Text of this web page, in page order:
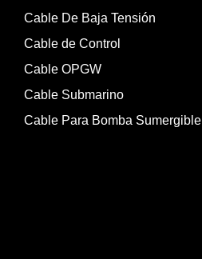
Cable De Baja Tensión
Cable de Control
Cable OPGW
Cable Submarino
Cable Para Bomba Sumergible